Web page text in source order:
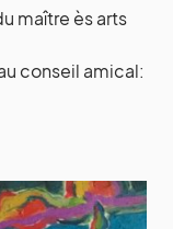
maître ès arts
conseil amical: